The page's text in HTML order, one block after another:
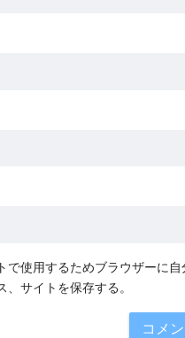
で使用するためブラウザーに自
、サイトを保存する。